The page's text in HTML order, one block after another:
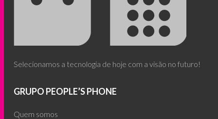
Selecionamos a tecnologia de hoje com a visão no futuro!
GRUPO PEOPLE’S PHONE
Quem somos